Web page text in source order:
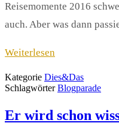
Reisemomente 2016
auch. Aber was dann
Weiterlesen
Kategorie Dies&Das
SchlagwörterBlogparade
Er wird schon